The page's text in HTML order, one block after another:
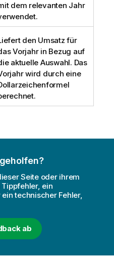
dem relevanten Jahr
den Umsatz für
Vorjahr in Bezug auf
aktuelle Auswahl. Das
wird durch eine
Seite oder ihrem
ein
technischer Fehler,
ab